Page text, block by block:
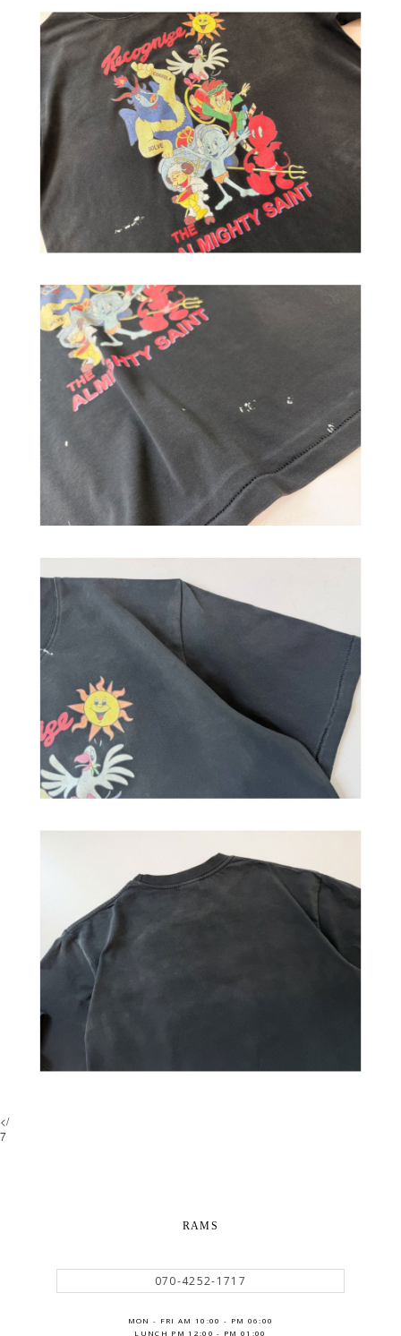
</
7
RAMS
070-4252-1717
MON - FRI AM 10:00 - PM 06:00
LUNCH PM 12:00 - PM 01:00